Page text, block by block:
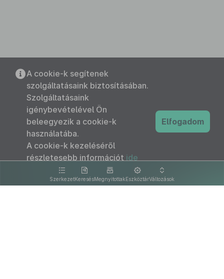
SzerkezetKeresésMegnyitottakEszköztárVáltozások
A cookie-k segítenek
szolgáltatásaink biztosításában.
Szolgáltatásaink
igénybevételével Ön
beleegyezik a cookie-k
használatába.
A cookie-k kezeléséről
részletesebb információt ide
kattintva olvashat.
Elfogadom